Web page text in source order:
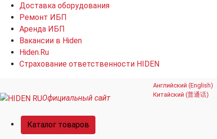
Доставка оборудования
Ремонт ИБП
Аренда ИБП
Вакансии в Hiden
Hiden.Ru
Страхование ответственности HIDEN
Английский (English)
Китайский (普通话)
Официальный сайт
Каталог товаров